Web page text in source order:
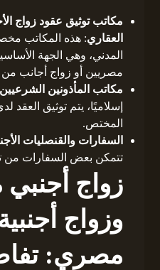
مكاتب توثيق عقود زواج
العقاري: هذه المكاتب
المدني، وهي الجهة
مصريين أو زواج أجانب
مكاتب المأذونين الشرعيين
إسلاميًا، يتم توثيق العقد
المختص.
السفارات والقنصليات
تتمكن بعض السفارات من
زواج
وزواج
مصري: